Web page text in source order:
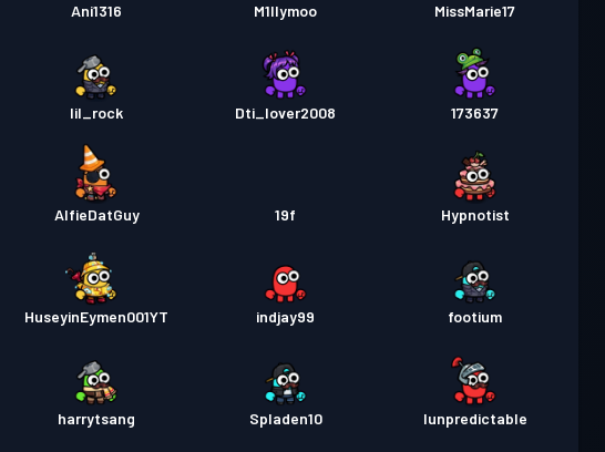
Ani1316 M1llymoo MissMarie17
lil_rock Dti_lover2008 173637
AlfieDatGuy 19f Hypnotist
HuseyinEymen001YT indjay99 footium
harrytsang Spladen10 Iunpredictable